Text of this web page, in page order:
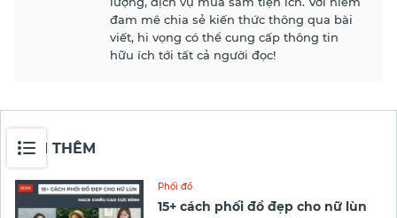
đam mê chia sẻ kiến thức thông qua bài
viết, hi vọng có thể cung cấp thông tin
hữu ích tới tất cả người đọc!
XEM THÊM
Phối đồ
15+ cách phối đồ đẹp cho nữ lùn